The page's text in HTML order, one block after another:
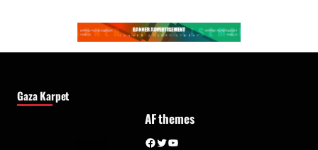
Gaza Karpet
AF themes
Facebook Twitter YouTube